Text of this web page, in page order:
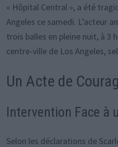
« Hôpital Central », a été
Angeles ce samedi. L’acteur
trois balles en pleine nuit, à 3
centre-ville de Los Angeles,
Un Acte de
Intervention Face à
Selon les déclarations de